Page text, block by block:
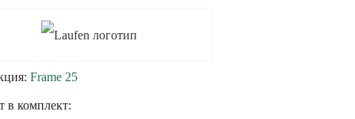
Frame 25
в комплект: